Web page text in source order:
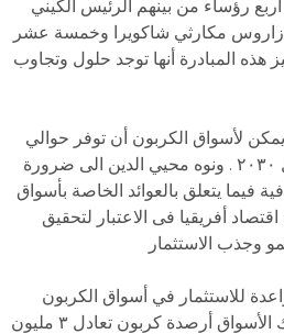
رؤساء من بينهم الرئيس الكيني
مكارثي شاكويرا وخمسة عشر
هذه المبادرة أنها توجد حلول وتجاوب
لأسواق الكربون أن توفر حوالي
٣٠ مليون فرصة عمل بحلول ٢٠٣٠ . ونوه محيي الدين الى ضرورة
فيما يتعلق بالعوائد الخاصة بأسواق
أفريقيا فى الاعتبار لتحقيق
للاستثمار في أسواق الكربون
حيث من المتوقع أن توفر تلك الأسواق أرصدة كربون تعادل ٣ مليون